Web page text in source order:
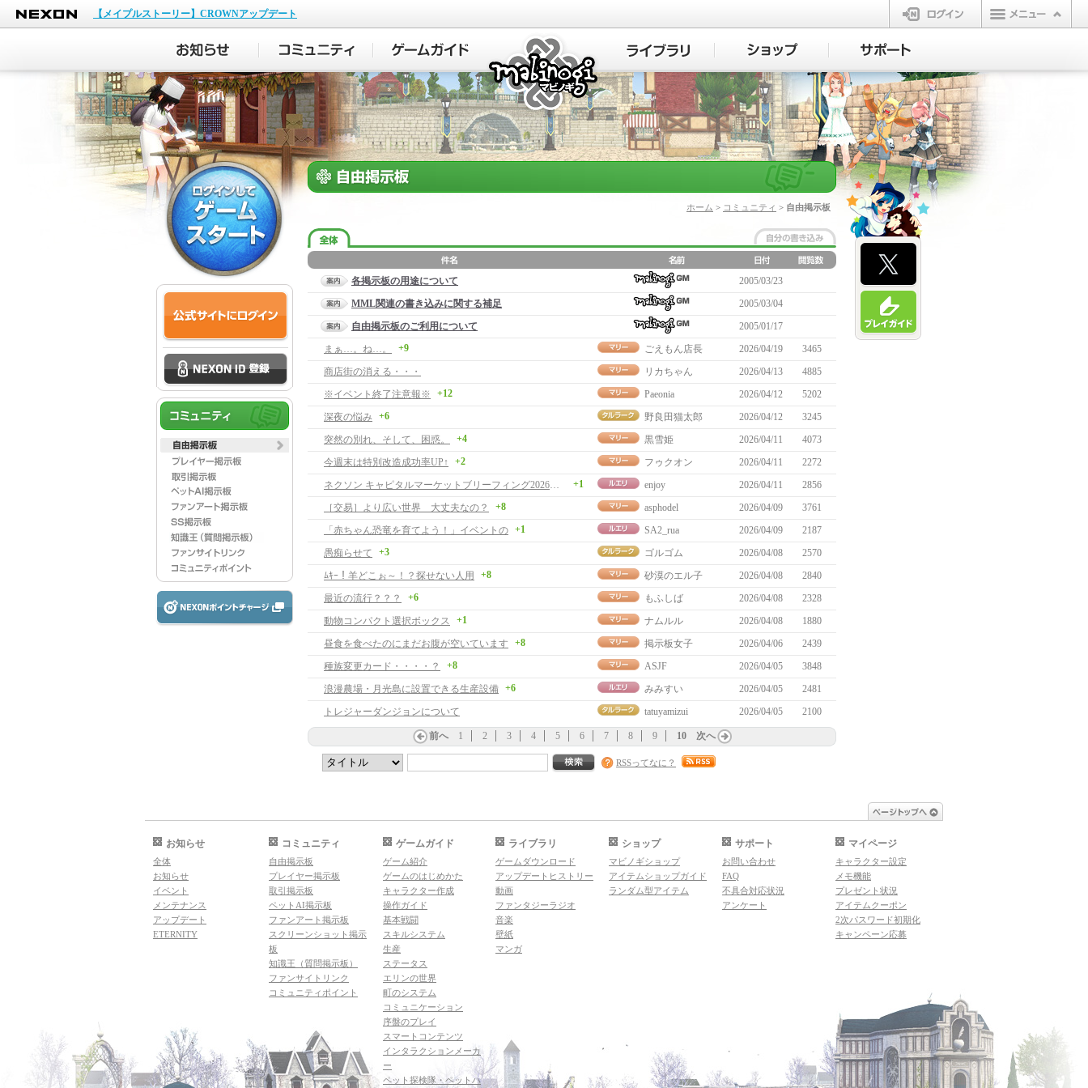
NEXON
【メイプルストーリー】CROWNアップデート
ログイン
マビノギ
ホーム > コミュニティ > 自由掲示板
各掲示板の用途について
2005/03/23
MML関連の書き込みに関する補足
2005/03/04
自由掲示板のご利用について
2005/01/17
まぁ…。ね…。
+9 ごえもん店長 2026/04/19
3465
商店街の消える・・・
リカちゃん 2026/04/13
4885
※イベント終了注意報※
+12 Paeonia 2026/04/12
5202
深夜の悩み +6 野良田猫太郎 2026/04/12
3245
突然の別れ、そして、困惑。
+4 黒雪姫 2026/04/11
4073
今週末は特別改造成功率UP↑
+2 フゥクオン 2026/04/11
2272
ネクソン キャピタルマーケットブリーフィング2026を観て
+1 enjoy 2026/04/11
2856
［交易］より広い世界 大丈夫なの？
+8 asphodel 2026/04/09
3761
「赤ちゃん恐竜を育てよう！」イベントの +1 SA2_rua 2026/04/09
2187
愚痴らせて
+3 ゴルゴム 2026/04/08
2570
ﾑｷｰ！羊どこぉ～！？探せない人用
+8 砂漠のエル子 2026/04/08
2840
最近の流行？？？
+6 もふしば 2026/04/08
2328
動物コンパクト選択ボックス
+1 ナムルル 2026/04/08
1880
昼食を食べたのにまだお腹が空いています
+8 掲示板女子 2026/04/06
2439
種族変更カード・・・・？
+8 ASJF 2026/04/05
3848
浪漫農場・月光島に設置できる生産設備 +6 みみすい 2026/04/05
2481
トレジャーダンジョンについて
tatuyamizui 2026/04/05 2100
前へ 1 2 3 4 5 6 7 8 9 10 次へ
RSSってなに？
お知らせ
全体
お知らせ
イベント
メンテナンス
アップデート
ETERNITY
コミュニティ
自由掲示板
プレイヤー掲示板
取引掲示板
ペットAI掲示板
ファンアート掲示板
スクリーンショット掲示
板
知識王（質問掲示板）
ファンサイトリンク
コミュニティポイント
ゲームガイド
ゲーム紹介
ゲームのはじめかた
キャラクター作成
操作ガイド
基本戦闘
スキルシステム
生産
ステータス
エリンの世界
町のシステム
コミュニケーション
序盤のプレイ
スマートコンテンツ
インタラクションメーカ
ー
ペット探検隊・ペットハ
ライブラリ
ゲームダウンロード
アップデートヒストリー
動画
ファンタジーラジオ
音楽
壁紙
マンガ
ショップ
マビノギショップ
アイテムショップガイド
ランダム型アイテム
サポート
お問い合わせ
FAQ
不具合対応状況
アンケート
マイページ
キャラクター設定
メモ機能
プレゼント状況
アイテムクーポン
2次パスワード初期化
キャンペーン応募